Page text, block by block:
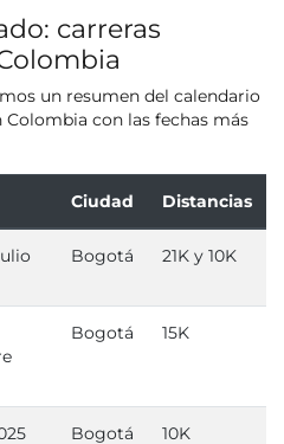
carreras
un resumen del calendario
con las fechas más
Ciudad Distancias
Bogotá 21K y 10K
Bogotá 15K
Bogotá 10K